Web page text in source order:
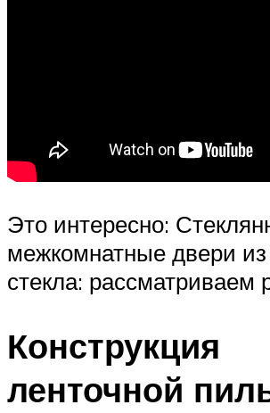
Это интересно:
межкомнатные двери из
стекла: рассматриваем
Конструкция
ленточной